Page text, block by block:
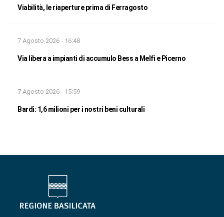
Viabilità, le riaperture prima di Ferragosto
7 Agosto 2026 - 16:48
Via libera a impianti di accumulo Bess a Melfi e Picerno
7 Agosto 2026 - 15:59
Bardi: 1,6 milioni per i nostri beni culturali